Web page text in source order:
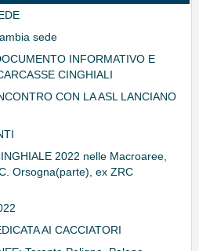
sede
INFORMATIVO E
CINGHIALI
CON LA ASL LANCIANO
2022 nelle Macroaree,
Orsogna(parte), ex ZRC
AI CACCIATORI